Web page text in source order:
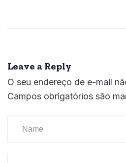
Leave a Reply
O seu endereço de e-mail
Campos obrigatórios são